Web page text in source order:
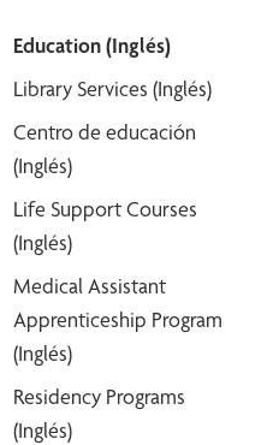
Education (Inglés)
Library Services (Inglés)
Centro de educación
(Inglés)
Life Support Courses
(Inglés)
Medical Assistant
Apprenticeship Program
(Inglés)
Residency Programs
(Inglés)